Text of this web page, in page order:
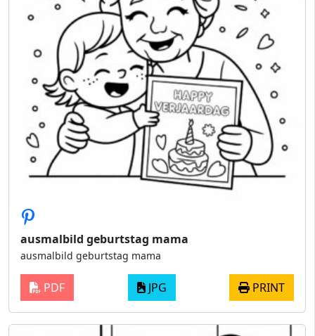
ausmalbild geburtstag mama
ausmalbild geburtstag mama
PDF JPG PRINT